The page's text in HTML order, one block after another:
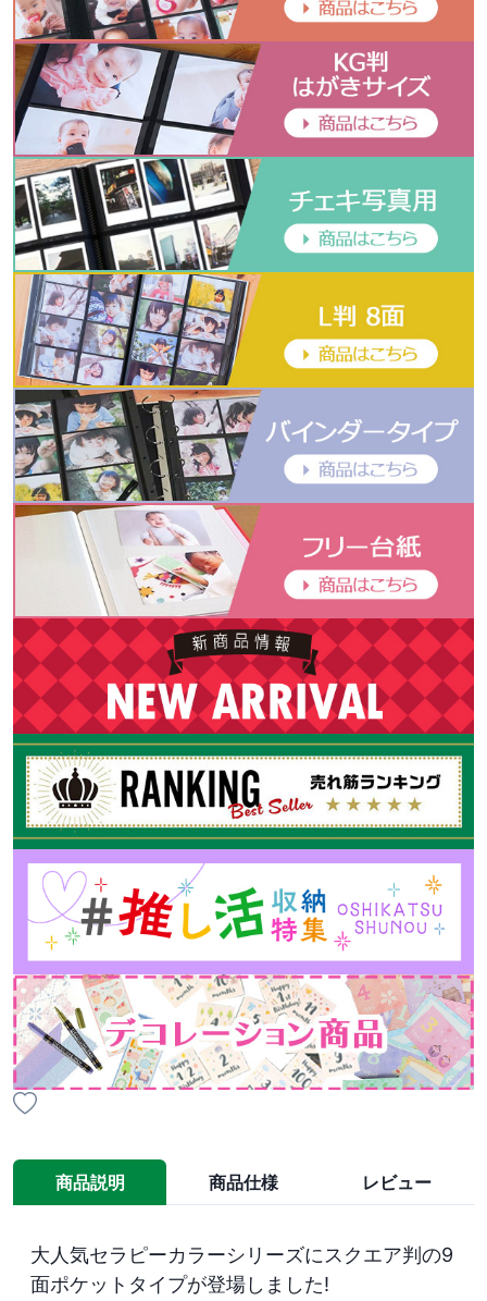
商品説明 商品仕様 レビュー
大人気セラピーカラーシリーズにスクエア判の9
面ポケットタイプが登場しました!